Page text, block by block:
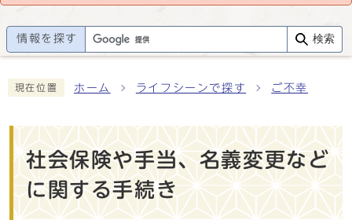
情報を探す 検索
現在位置 ホーム ライフシーンで探す ご不幸
社会保険や手当、名義変更など
に関する手続き